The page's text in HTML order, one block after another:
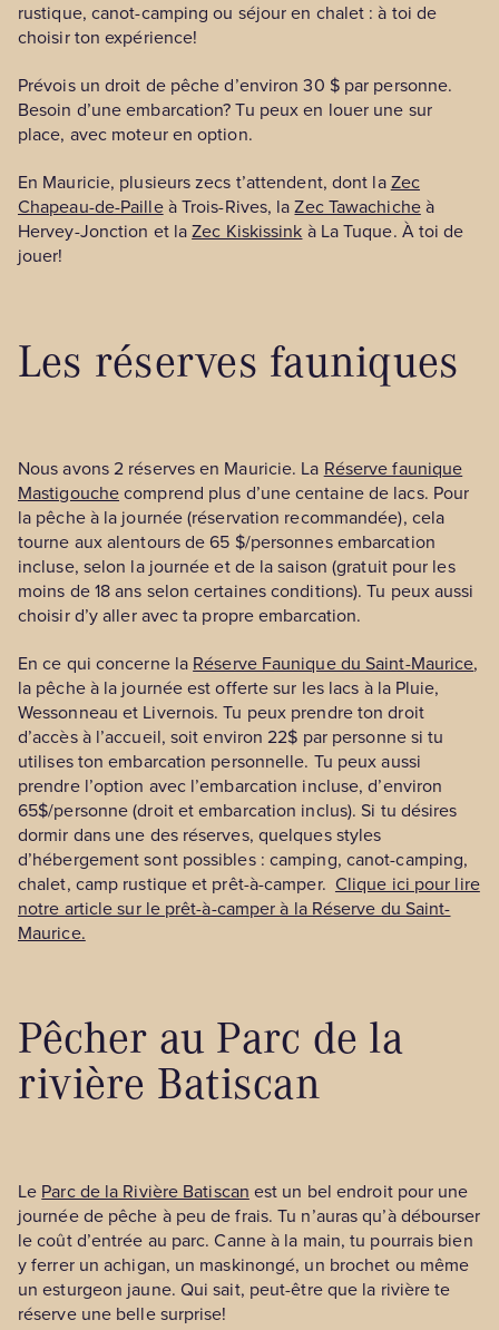
rustique, canot-camping ou séjour en chalet : à toi de
choisir ton expérience!
Prévois un droit de pêche d’environ 30 $ par personne.
Besoin d’une embarcation? Tu peux en louer une sur
place, avec moteur en option.
En Mauricie, plusieurs zecs t’attendent, dont laZec
Chapeau-de-Pailleà Trois-Rives, laZec Tawachicheà
Hervey-Jonction et laZec Kiskissink à La Tuque. À toi de
jouer!
Les réserves fauniques
Nous avons 2 réserves en Mauricie. La Réserve faunique
Mastigouchecomprend plus d’une centaine de lacs. Pour
la pêche à la journée (réservation recommandée), cela
tourne aux alentours de 65 $/personnes embarcation
incluse, selon la journée et de la saison (gratuit pour les
moins de 18 ans selon certaines conditions). Tu peux aussi
choisir d’y aller avec ta propre embarcation.
En ce qui concerne la Réserve Faunique du Saint-Maurice,
la pêche à la journée est offerte sur les lacs à la Pluie,
Wessonneau et Livernois. Tu peux prendre ton droit
d’accès à l’accueil, soit environ 22$ par personne si tu
utilises ton embarcation personnelle. Tu peux aussi
prendre l’option avec l’embarcation incluse, d’environ
65$/personne (droit et embarcation inclus). Si tu désires
dormir dans une des réserves, quelques styles
d’hébergement sont possibles : camping, canot-camping,
chalet, camp rustique et prêt-à-camper. Clique ici pour lire
notre article sur le prêt-à-camper à la Réserve du Saint-
Maurice.
Pêcher au Parc de la
rivière Batiscan
Le Parc de la Rivière Batiscan est un bel endroit pour une
journée de pêche à peu de frais. Tu n’auras qu’à débourser
le coût d’entrée au parc. Canne à la main, tu pourrais bien
y ferrer un achigan, un maskinongé, un brochet ou même
un esturgeon jaune. Qui sait, peut-être que la rivière te
réserve une belle surprise!